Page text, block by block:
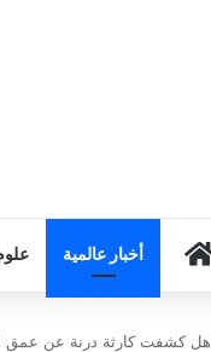
أخبار الكويت
أخبار عالمية
هل كشفت كارثة درنة عن عمق